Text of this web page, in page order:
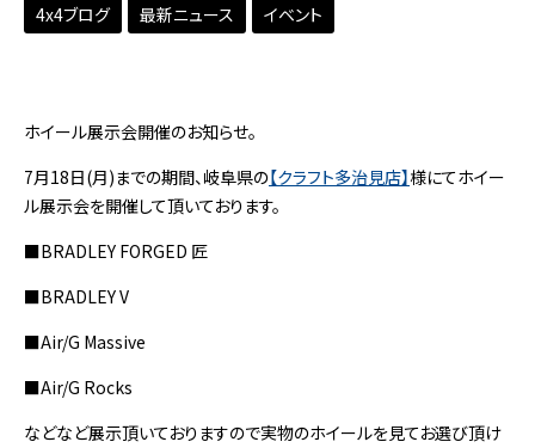
4x4ブログ 最新ニュース イベント
ホイール展示会開催のお知らせ。
7月18日(月)までの期間、岐阜県の【クラフト多治見店】様にてホイー
ル展示会を開催して頂いております。
■BRADLEY FORGED 匠
■BRADLEY V
■Air/G Massive
■Air/G Rocks
などなど展示頂いておりますので実物のホイールを見てお選び頂け